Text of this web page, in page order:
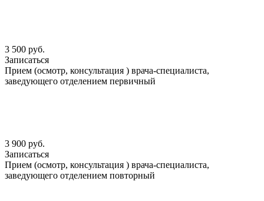
3 500 руб.
Записаться
Прием (осмотр, консультация ) врача-специалиста,
заведующего отделением первичный
3 900 руб.
Записаться
Прием (осмотр, консультация ) врача-специалиста,
заведующего отделением повторный